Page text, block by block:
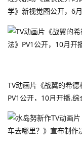
学》新视觉图公开，6
岛国上映,综合
TV动画片《战翼的希德
PV1公开，10月开播,综